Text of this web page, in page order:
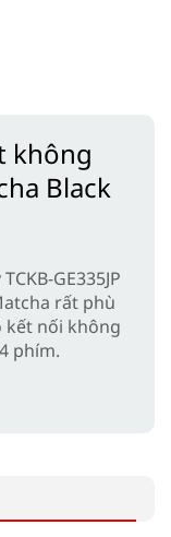
không
Black
GE335JP
rất phù
kết nối không
phím.